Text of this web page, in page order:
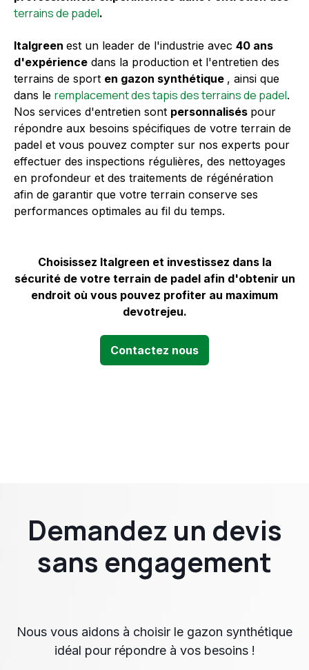
terrains de padel.
Italgreen est un leader de l'industrie avec 40 ans
d'expérience dans la production et l'entretien des
terrains de sport en gazon synthétique , ainsi que
dans le remplacement des tapis des terrains de padel.
Nos services d'entretien sont personnalisés pour
répondre aux besoins spécifiques de votre terrain de
padel et vous pouvez compter sur nos experts pour
effectuer des inspections régulières, des nettoyages
en profondeur et des traitements de régénération
afin de garantir que votre terrain conserve ses
performances optimales au fil du temps.
Choisissez Italgreen et investissez dans la
sécurité de votre terrain de padel afin d'obtenir un
endroit où vous pouvez profiter au maximum
devotrejeu.
Contactez nous
Demandez un devis
sans engagement
Nous vous aidons à choisir le gazon synthétique
idéal pour répondre à vos besoins !